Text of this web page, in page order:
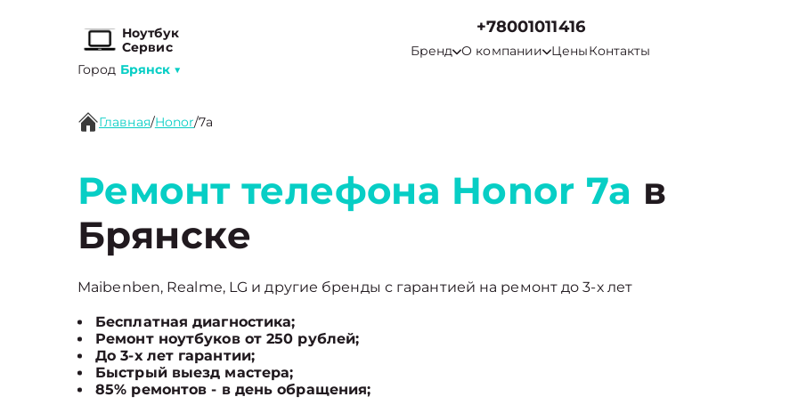
Ноутбук
Сервис
Город Брянск ▼
+78001011416
Бренд О компании ЦеныКонтакты
Главная/Honor/7a
Ремонт телефона Honor 7a в
Брянске
Maibenben, Realme, LG и другие бренды с гарантией на ремонт до 3-х лет
Бесплатная диагностика;
Ремонт ноутбуков от 250 рублей;
До 3-х лет гарантии;
Быстрый выезд мастера;
85% ремонтов - в день обращения;